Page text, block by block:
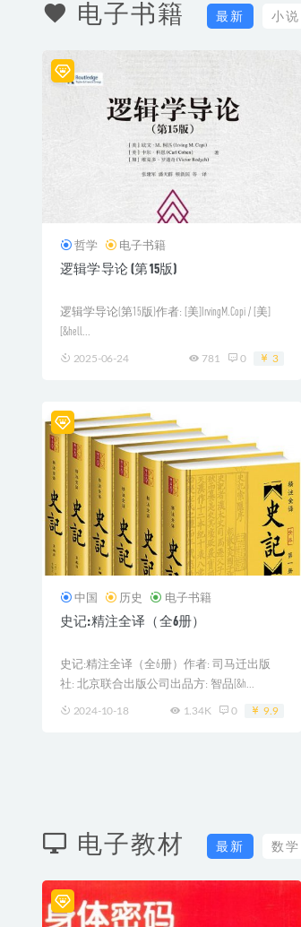
电子书籍 最新 小说
哲学 电子书籍
逻辑学导论 (第15版)
逻辑学导论(第15版)作者: [美]IrvingM.Copi / [美]
[&hell...
2025-06-24 781 0 3
中国 历史 电子书籍
史记:精注全译（全6册）
史记:精注全译（全6册）作者: 司马迁出版
社: 北京联合出版公司出品方: 智品[&h...
2024-10-18 1.34K 0 9.9
电子教材 最新 数学